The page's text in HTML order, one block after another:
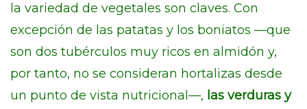
la variedad de vegetales son claves. Con
excepción de las patatas y los boniatos —que
son dos tubérculos muy ricos en almidón y,
por tanto, no se consideran hortalizas desde
un punto de vista nutricional—, las verduras y